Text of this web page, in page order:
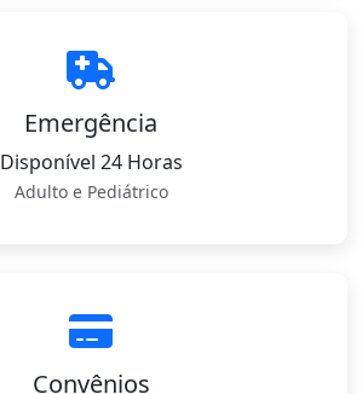
Emergência
Disponível 24 Horas
Adulto e Pediátrico
Convênios